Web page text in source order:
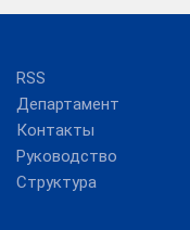
RSS
Департамент
Контакты
Руководство
Структура